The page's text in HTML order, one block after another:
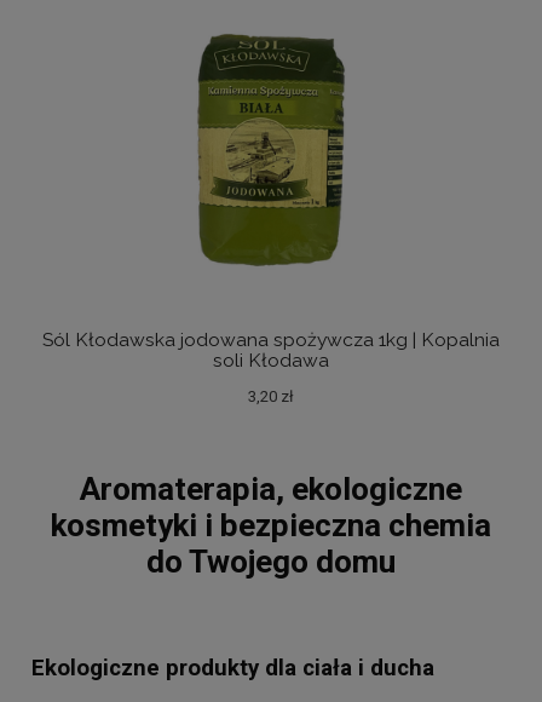
Sól Kłodawska jodowana spożywcza 1kg | Kopalnia
soli Kłodawa
3,20 zł
Aromaterapia, ekologiczne
kosmetyki i bezpieczna chemia
do Twojego domu
Ekologiczne produkty dla ciała i ducha